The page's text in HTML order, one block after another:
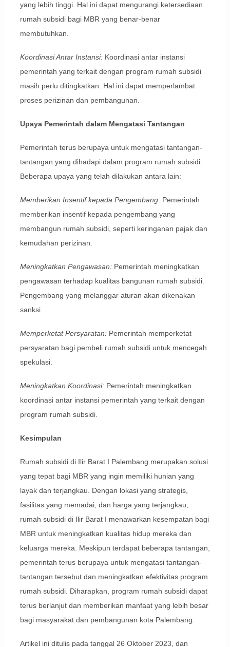
yang lebih tinggi. Hal ini dapat mengurangi ketersediaan
rumah subsidi bagi MBR yang benar-benar
membutuhkan.
Koordinasi Antar Instansi:Koordinasi antar instansi
pemerintah yang terkait dengan program rumah subsidi
masih perlu ditingkatkan. Hal ini dapat memperlambat
proses perizinan dan pembangunan.
Upaya Pemerintah dalam Mengatasi Tantangan
Pemerintah terus berupaya untuk mengatasi tantangan-
tantangan yang dihadapi dalam program rumah subsidi.
Beberapa upaya yang telah dilakukan antara lain:
Memberikan Insentif kepada Pengembang:Pemerintah
memberikan insentif kepada pengembang yang
membangun rumah subsidi, seperti keringanan pajak dan
kemudahan perizinan.
Meningkatkan Pengawasan:Pemerintah meningkatkan
pengawasan terhadap kualitas bangunan rumah subsidi.
Pengembang yang melanggar aturan akan dikenakan
sanksi.
Memperketat Persyaratan:Pemerintah memperketat
persyaratan bagi pembeli rumah subsidi untuk mencegah
spekulasi.
Meningkatkan Koordinasi:Pemerintah meningkatkan
koordinasi antar instansi pemerintah yang terkait dengan
program rumah subsidi.
Kesimpulan
Rumah subsidi di Ilir Barat I Palembang merupakan solusi
yang tepat bagi MBR yang ingin memiliki hunian yang
layak dan terjangkau. Dengan lokasi yang strategis,
fasilitas yang memadai, dan harga yang terjangkau,
rumah subsidi di Ilir Barat I menawarkan kesempatan bagi
MBR untuk meningkatkan kualitas hidup mereka dan
keluarga mereka. Meskipun terdapat beberapa tantangan,
pemerintah terus berupaya untuk mengatasi tantangan-
tantangan tersebut dan meningkatkan efektivitas program
rumah subsidi. Diharapkan, program rumah subsidi dapat
terus berlanjut dan memberikan manfaat yang lebih besar
bagi masyarakat dan pembangunan kota Palembang.
Artikel ini ditulis pada tanggal 26 Oktober 2023, dan